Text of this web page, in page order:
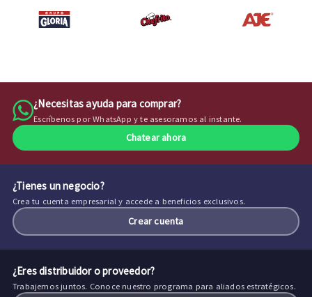
¿Necesitas ayuda para comprar?
Escríbenos por WhatsApp y te asesoramos al instante.
Chatear ahora
¿Tienes un negocio?
Crea tu cuenta empresarial y accede a beneficios exclusivos.
Crear cuenta
¿Eres distribuidor o proveedor?
Trabajemos juntos. Conoce nuestro programa para aliados estratégicos.